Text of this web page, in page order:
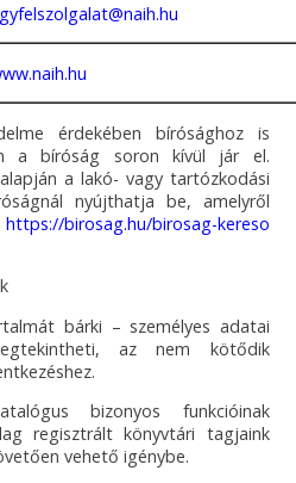
érdekében bírósághoz is
a bíróság soron kívül jár el.
a lakó- vagy tartózkodási
nyújthatja be, amelyről
https://birosag.hu/birosag-kereso
bárki – személyes adatai
az nem kötődik
bizonyos funkcióinak
regisztrált könyvtári tagjaink
vehető igénybe.